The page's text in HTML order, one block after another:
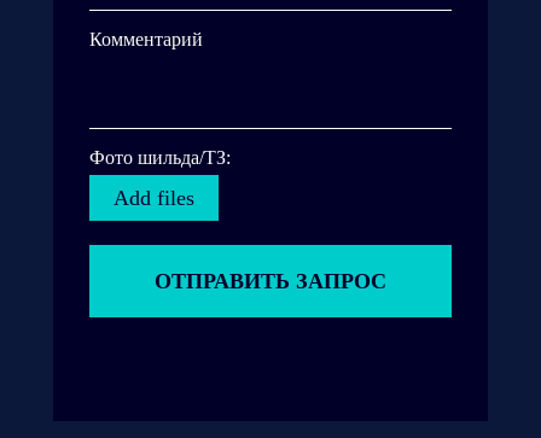
Комментарий
Фото шильда/ТЗ:
Add files
ОТПРАВИТЬ ЗАПРОС